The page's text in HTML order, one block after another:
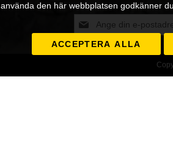
Registrera
dig
för
vårt
använda den här webbplatsen godkänner du
ACCEPTERA ALLA